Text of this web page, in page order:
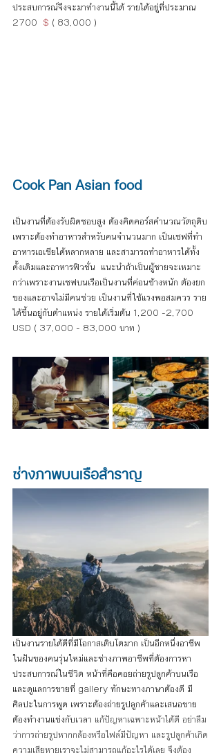
ประสบการณ์จึงจะมาทำงานนี้ได้ รายได้อยู่ที่ประมาณ
2700 $ ( 83,000 )
Cook Pan Asian food
เป็นงานที่ต้องรับผิดชอบสูง ต้องคิดคอร์สคำนวณวัตถุดิบ
เพราะต้องทำอาหารสำหรับคนจำนวนมาก เป็นเชฟที่ทำ
อาหารเอเชียได้หลากหลาย และสามารถทำอาหารได้ทั้ง
ดั้งเดิมและอาหารฟิวชั่น  แนะนำถ้าเป็นผู้ชายจะเหมาะ
กว่าเพราะงานเชฟบนเรือเป็นงานที่ค่อนข้างหนัก ต้องยก
ของและอาจไม่มีคนช่วย เป็นงานที่ใช้แรงพอสมควร ราย
ได้ขึ้นอยู่กับตำแหน่ง รายได้เริ่มต้น 1,200 -2,700
USD ( 37,000 - 83,000 บาท )
ช่างภาพบนเรือสำราญ
เป็นงานรายได้ดีที่มีโอกาสเติบโตมาก เป็นอีกหนึ่งอาชีพ
ในฝันของคนรุ่นใหม่และช่างภาพอาชีพที่ต้องการหา
ประสบการณ์ในชีวิต หน้าที่คือคอยถ่ายรูปลูกค้าบนเรือ
และดูแลการขายที่ gallery ทักษะทางภาษาต้องดี มี
ศิลปะในการพูด เพราะต้องถ่ายรูปลูกค้าและเสนอขาย
ต้องทำงานแข่งกับเวลา แก้ปัญหาเฉพาะหน้าได้ดี อย่าลืม
ว่าการถ่ายรูปหากกล้องหรือไฟล์มีปัญหา และรูปลูกค้าเกิด